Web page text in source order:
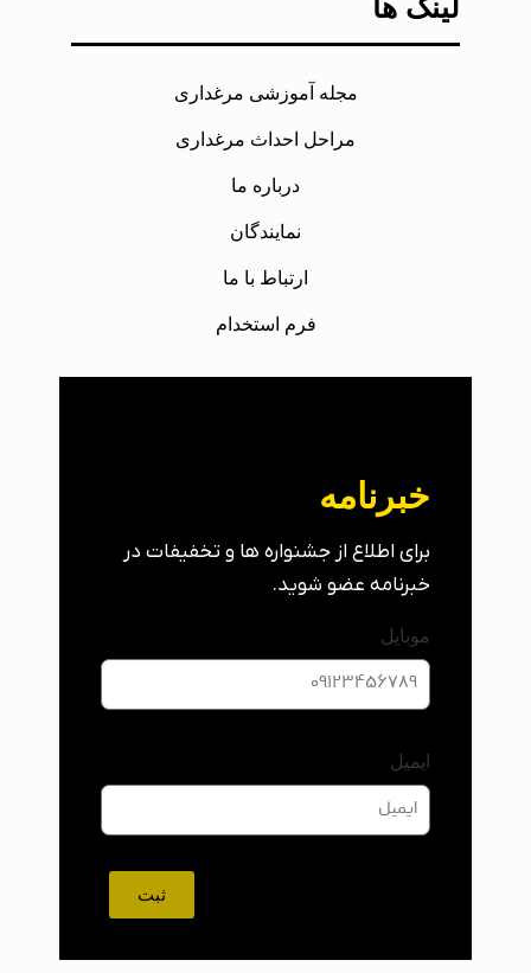
لینک ها
مجله آموزشی مرغداری
مراحل احداث مرغداری
درباره ما
نمایندگان
ارتباط با ما
فرم استخدام
خبرنامه
برای اطلاع از جشنواره ها و تخفیفات در
خبرنامه عضو شوید.
موبایل
ایمیل
ثبت